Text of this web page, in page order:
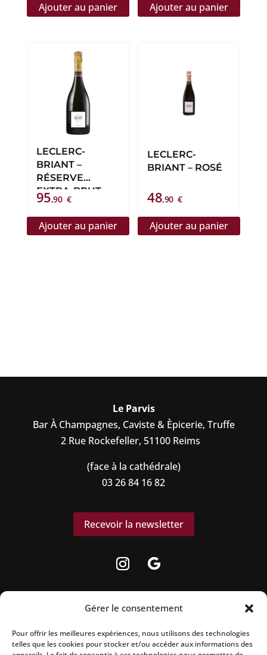
Gérer le consentement
Pour offrir les meilleures expériences, nous utilisons des technologies
telles que les cookies pour stocker et/ou accéder aux informations des
Ajouter au panier Ajouter au panier
LECLERC-
BRIANT –
RÉSERVE
EXTRA-BRUT
MAGNUM
95,90 €
Ajouter au panier
LECLERC-
BRIANT – ROSÉ
48,90 €
Ajouter au panier
Le Parvis
Bar À Champagnes, Caviste & Èpicerie, Truffe
2 Rue Rockefeller, 51100 Reims
(face à la cathédrale)
03 26 84 16 82
Recevoir la newsletter
La vente d’alcool est strictement interdite